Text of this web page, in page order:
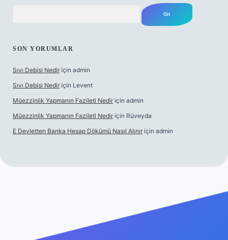
SON YORUMLAR
Sıvı Debisi Nedir için admin
Sıvı Debisi Nedir için Levent
Müezzinlik Yapmanın Fazileti Nedir için admin
Müezzinlik Yapmanın Fazileti Nedir için Rüveyda
E Devletten Banka Hesap Dökümü Nasıl Alınır için admin